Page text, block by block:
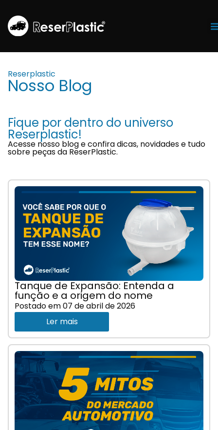
Reserplastic
Nosso Blog
Fique por dentro do universo
Reserplastic!
Acesse nosso blog e confira dicas, novidades e tudo
sobre peças da ReserPlastic.
Tanque de Expansão: Entenda a
função e a origem do nome
Postado em07 de abril de 2026
Ler mais